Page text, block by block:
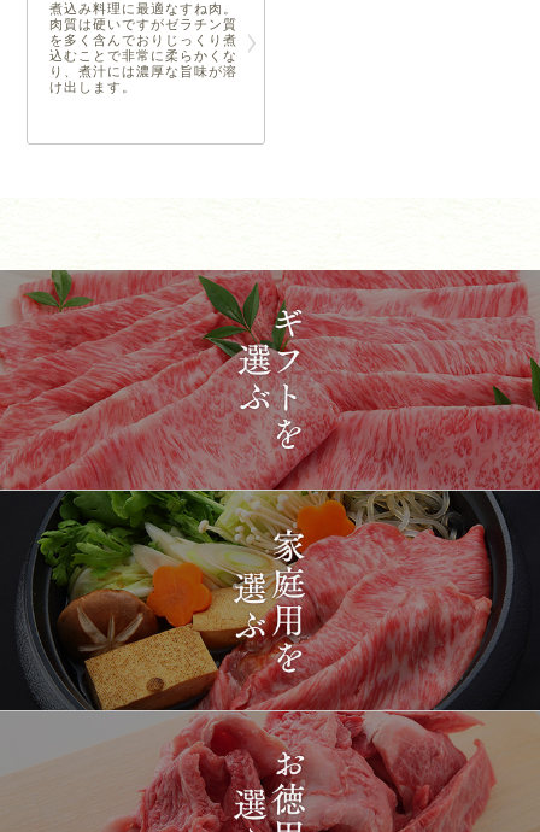
煮込み料理に最適なすね肉。
肉質は硬いですがゼラチン質
を多く含んでおりじっくり煮
込むことで非常に柔らかくな
り、煮汁には濃厚な旨味が溶
け出します。
1435
2026-
03-15
17:26:00
長野県
[ギフト] A5等級神戸牛
プレミアム霜降りももす
きやき 200g~1kg
2026-
03-15
16:35:00
東京都
神戸牛目録 選べるセッ
ト ８千円